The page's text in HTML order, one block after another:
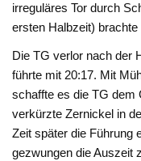
irreguläres Tor durch
ersten Halbzeit)
Die TG verlor nach der
führte mit 20:17. Mit
schaffte es die TG dem
verkürzte Zernickel in
Zeit später die Führung
gezwungen die Auszeit